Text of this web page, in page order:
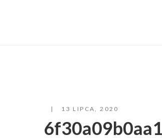
13 LIPCA, 2020